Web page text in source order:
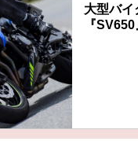
大型バ
『